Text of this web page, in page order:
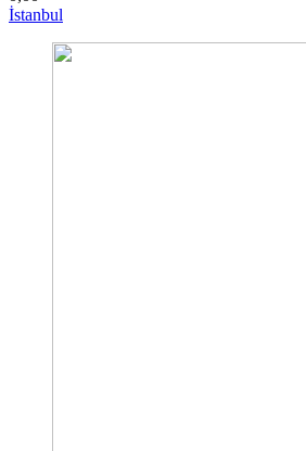
İstanbul